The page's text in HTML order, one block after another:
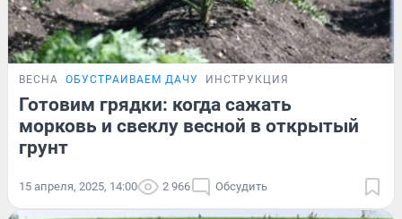
ВЕСНА ОБУСТРАИВАЕМ ДАЧУ ИНСТРУКЦИЯ
Готовим грядки: когда сажать
морковь и свеклу весной в открытый
грунт
15 апреля, 2025, 14:00 2 966 Обсудить